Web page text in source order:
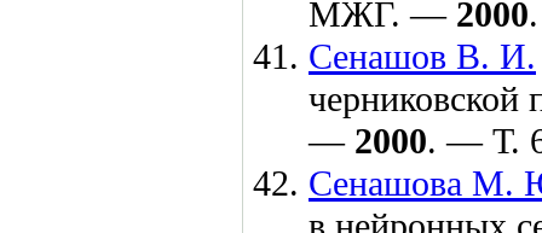
МЖГ. — 2000
Сенашов В. И.
черниковской
— 2000. — Т.
Сенашова М.